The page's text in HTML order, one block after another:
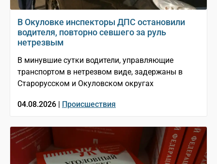
В Окуловке инспекторы ДПС остановили
водителя, повторно севшего за руль
нетрезвым
В минувшие сутки водители, управляющие
транспортом в нетрезвом виде, задержаны в
Старорусском и Окуловском округах
04.08.2026 | Происшествия